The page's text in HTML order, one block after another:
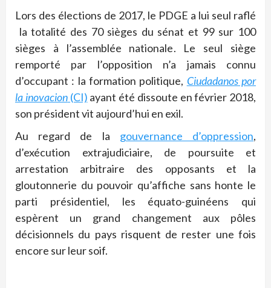
Lors des élections de 2017, le PDGE a lui seul raflé
la totalité des 70 sièges du sénat et 99 sur 100
sièges à l’assemblée nationale. Le seul siège
remporté par l’opposition n’a jamais connu
d’occupant : la formation politique, Ciudadanos por
la inovacion(CI) ayant été dissoute en février 2018,
son président vit aujourd’hui en exil.
Au regard de la gouvernance d’oppression,
d’exécution extrajudiciaire, de poursuite et
arrestation arbitraire des opposants et la
gloutonnerie du pouvoir qu’affiche sans honte le
parti présidentiel, les équato-guinéens qui
espèrent un grand changement aux pôles
décisionnels du pays risquent de rester une fois
encore sur leur soif.